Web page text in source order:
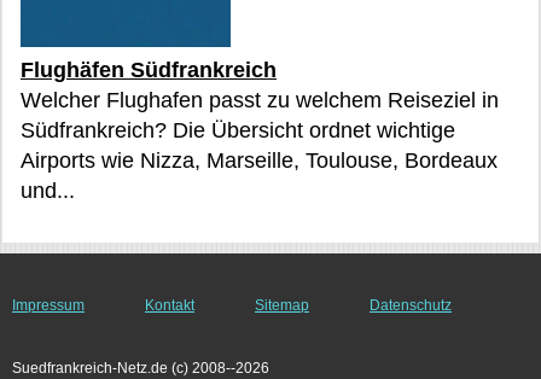
Flughäfen Südfrankreich
Welcher Flughafen passt zu welchem Reiseziel in
Südfrankreich? Die Übersicht ordnet wichtige
Airports wie Nizza, Marseille, Toulouse, Bordeaux
und...
Impressum Kontakt Sitemap Datenschutz
Suedfrankreich-Netz.de (c) 2008--2026